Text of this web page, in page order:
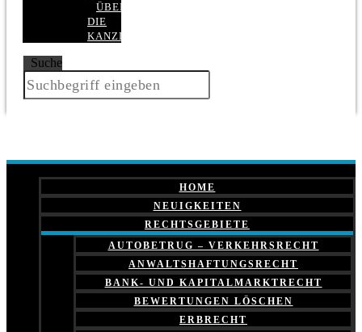
ÜBER
DIE
KANZLEI
Suche
HOME
NEUIGKEITEN
RECHTSGEBIETE
AUTOBETRUG – VERKEHRSRECHT
ANWALTSHAFTUNGSRECHT
BANK- UND KAPITALMARKTRECHT
BEWERTUNGEN LÖSCHEN
ERBRECHT